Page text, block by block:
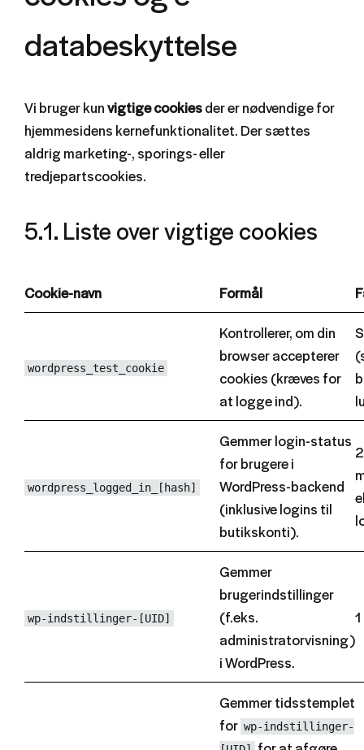
databeskyttelse
Vi bruger kunvigtige cookiesder er nødvendige for
hjemmesidens kernefunktionalitet. Der sættes
aldrig marketing-, sporings- eller
tredjepartscookies.
5.1. Liste over vigtige cookies
Cookie-navn Formål
wordpress_test_cookie
Kontrollerer, om din
browser accepterer
cookies (kræves for
at logge ind).
wordpress_logged_in_[hash]
Gemmer login-status
for brugere i
WordPress-backend
(inklusive logins til
butikskonti).
wp-indstillinger-[UID]
Gemmer
brugerindstillinger
(f.eks.
administratorvisning)
i WordPress.
Gemmer tidsstemplet
for wp-indstillinger-